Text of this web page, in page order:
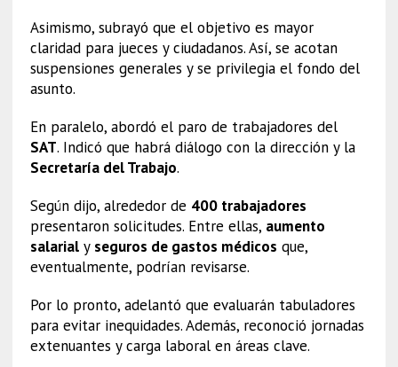
Asimismo, subrayó que el objetivo es mayor
claridad para jueces y ciudadanos. Así, se acotan
suspensiones generales y se privilegia el fondo del
asunto.
En paralelo, abordó el paro de trabajadores del
SAT. Indicó que habrá diálogo con la dirección y la
Secretaría del Trabajo.
Según dijo, alrededor de 400 trabajadores
presentaron solicitudes. Entre ellas, aumento
salarialy seguros de gastos médicos que,
eventualmente, podrían revisarse.
Por lo pronto, adelantó que evaluarán tabuladores
para evitar inequidades. Además, reconoció jornadas
extenuantes y carga laboral en áreas clave.